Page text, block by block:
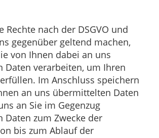
Rechte nach der DSGVO und
gegenüber geltend machen,
von Ihnen dabei an uns
Daten verarbeiten, um Ihren
Im Anschluss speichern
an uns übermittelten Daten
an Sie im Gegenzug
Daten zum Zwecke der
bis zum Ablauf der